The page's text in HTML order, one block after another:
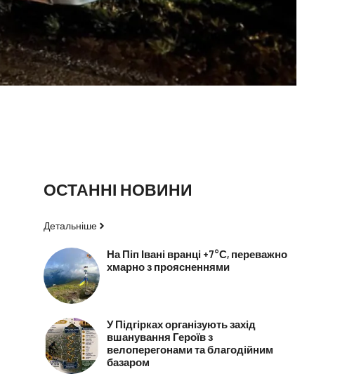
ОСТАННІ НОВИНИ
Детальніше
На Піп Івані вранці +7°С, переважно
хмарно з проясненнями
У Підгірках організують захід
вшанування Героїв з
велоперегонами та благодійним
базаром